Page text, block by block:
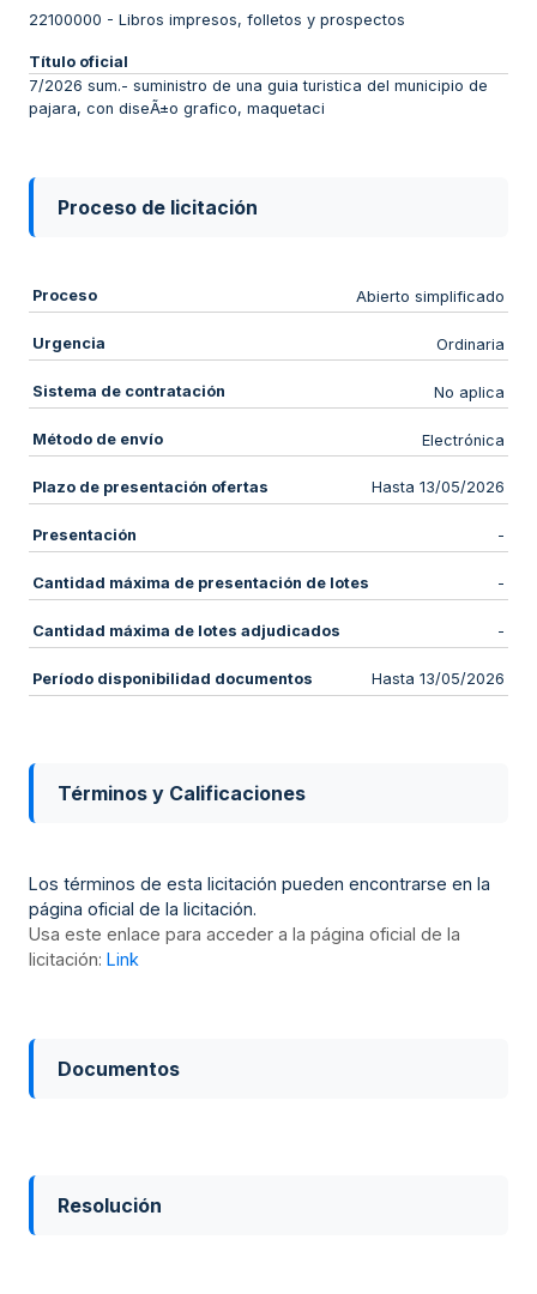
22100000 - Libros impresos, folletos y prospectos
Título oficial
7/2026 sum.- suministro de una guia turistica del municipio de
pajara, con diseÃ±o grafico, maquetaci
Proceso de licitación
Proceso Abierto simplificado
Urgencia Ordinaria
Sistema de contratación No aplica
Método de envío Electrónica
Plazo de presentación ofertas Hasta 13/05/2026
Presentación -
Cantidad máxima de presentación de lotes -
Cantidad máxima de lotes adjudicados -
Período disponibilidad documentos Hasta 13/05/2026
Términos y Calificaciones
Los términos de esta licitación pueden encontrarse en la
página oficial de la licitación.
Usa este enlace para acceder a la página oficial de la
licitación: Link
Documentos
Resolución